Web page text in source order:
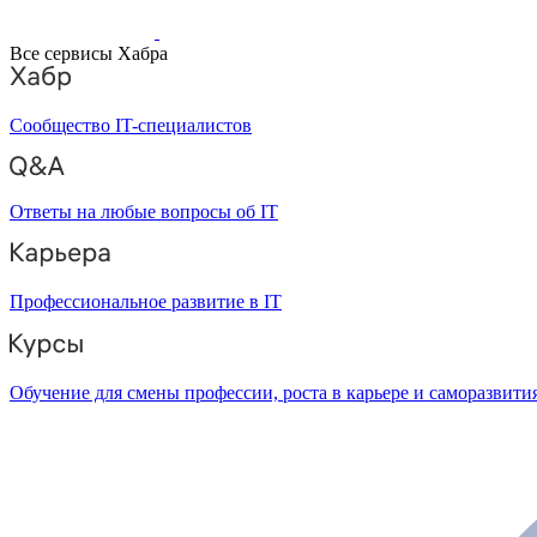
Все сервисы Хабра
Сообщество IT-специалистов
Ответы на любые вопросы об IT
Профессиональное развитие в IT
Обучение для смены профессии, роста в карьере и